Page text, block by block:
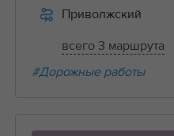
Приволжский
всего 3 маршрута
#Дорожные работы